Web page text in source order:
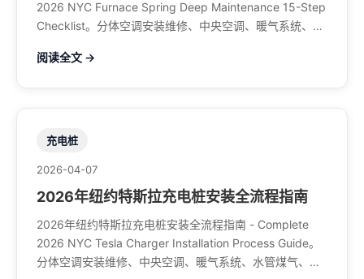
2026 NYC Furnace Spring Deep Maintenance 15-Step
Checklist。分体空调安装维修、中央空调、暖气系统、水
8979
阅读全文 →
充电桩
2026-04-07
2026年纽约特斯拉充电桩安装全流程指南
2026年纽约特斯拉充电桩安装全流程指南 - Complete
2026 NYC Tesla Charger Installation Process Guide。
分体空调安装维修、中央空调、暖气系统、水管煤气、餐